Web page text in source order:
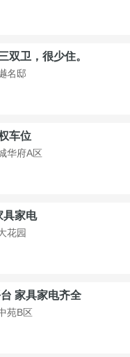
双卫，很少住。
名邸
车位
华府A区
具家电
花园
家具家电齐全
苑B区